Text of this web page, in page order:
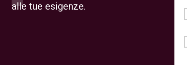
alle tue esigenze.